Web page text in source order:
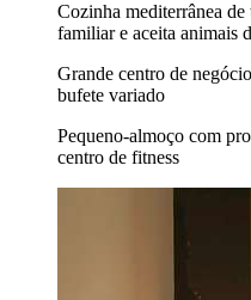
Cozinha mediterrânea
familiar e aceita animais
Grande centro de
bufete variado
Pequeno-almoço com
centro de fitness